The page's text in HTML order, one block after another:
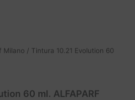
Milano / Tintura 10.21 Evolution 60
60 ml. ALFAPARF